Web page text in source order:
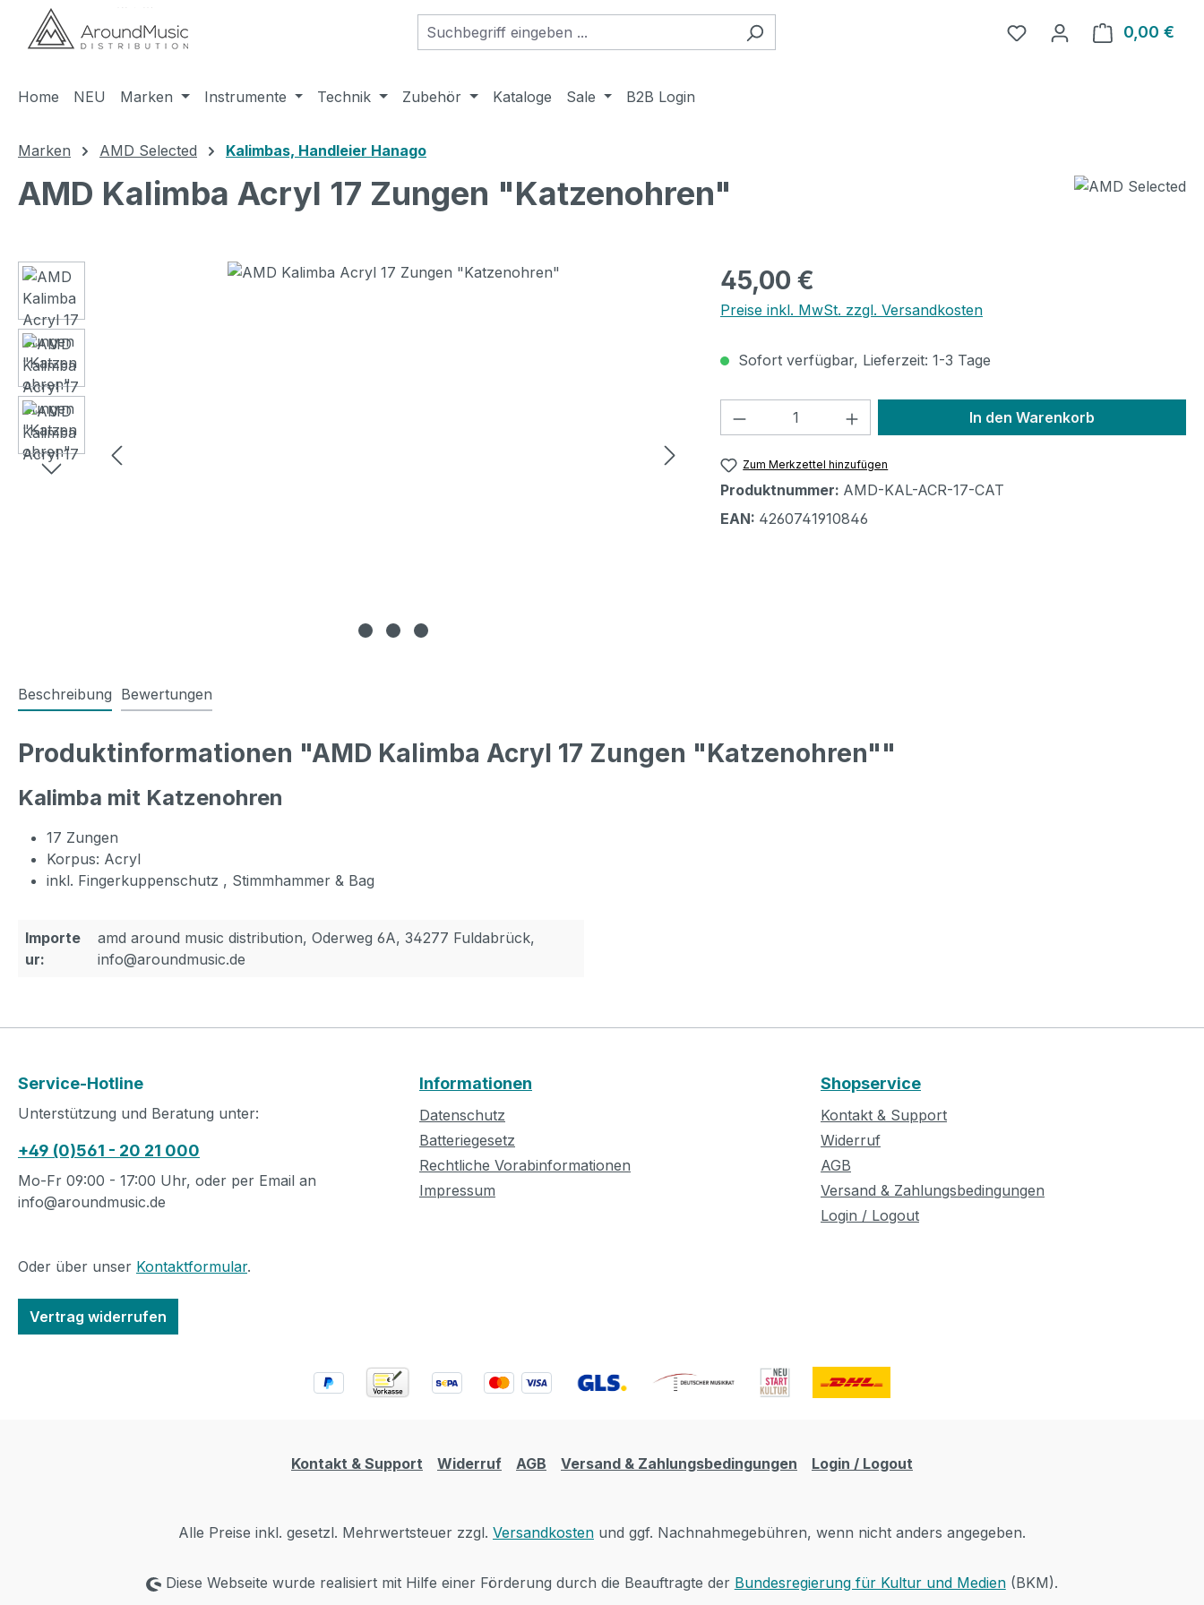
Hauptinhalt springen
Zur Suche springen
Zur Hauptnavigation springen
0,00 €
Home NEU Marken Instrumente Technik Zubehör Kataloge Sale B2B Login
Marken AMD Selected Kalimbas, Handleier Hanago
AMD Kalimba Acryl 17 Zungen "Katzenohren"
Bildergalerie überspringen Regulärer Preis:
45,00 €
Preise inkl. MwSt. zzgl. Versandkosten
Sofort verfügbar, Lieferzeit: 1-3 Tage
Produkt Anzahl: Gib den gewünschten Wert
In den Warenkorb
Zum Merkzettel hinzufügen
Produktnummer: AMD-KAL-ACR-17-CAT
EAN: 4260741910846
Beschreibung Bewertungen
Produktinformationen "AMD Kalimba Acryl 17 Zungen "Katzenohren""
Kalimba mit Katzenohren
17 Zungen
Korpus: Acryl
inkl. Fingerkuppenschutz , Stimmhammer & Bag
Importe
ur:
amd around music distribution, Oderweg 6A, 34277 Fuldabrück,
info@aroundmusic.de
Service-Hotline
Unterstützung und Beratung unter:
+49 (0)561 - 20 21 000
Mo-Fr 09:00 - 17:00 Uhr, oder per Email an
info@aroundmusic.de
Oder über unser Kontaktformular.
Vertrag widerrufen
Informationen
Datenschutz
Batteriegesetz
Rechtliche Vorabinformationen
Impressum
Shopservice
Kontakt & Support
Widerruf
AGB
Versand & Zahlungsbedingungen
Login / Logout
Kontakt & Support Widerruf AGB Versand & Zahlungsbedingungen Login / Logout
Alle Preise inkl. gesetzl. Mehrwertsteuer zzgl. Versandkosten und ggf. Nachnahmegebühren, wenn nicht anders angegeben.
Diese Webseite wurde realisiert mit Hilfe einer Förderung durch die Beauftragte der Bundesregierung für Kultur und Medien(BKM).